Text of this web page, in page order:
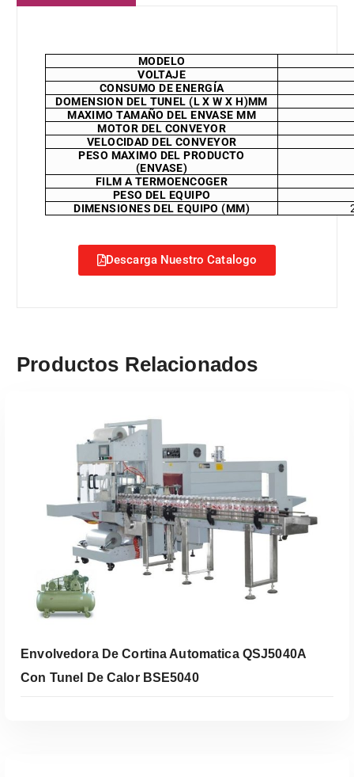
MODELO
VOLTAJE
CONSUMO DE ENERGÍA
DOMENSION DEL TUNEL (L X W X H)MM
MAXIMO TAMAÑO DEL ENVASE MM
MOTOR DEL CONVEYOR
VELOCIDAD DEL CONVEYOR
PESO MAXIMO DEL PRODUCTO
(ENVASE)
FILM A TERMOENCOGER
PESO DEL EQUIPO
DIMENSIONES DEL EQUIPO (MM)
Descarga Nuestro Catalogo
Productos Relacionados
Envolvedora De Cortina Automatica QSJ5040A
Con Tunel De Calor BSE5040